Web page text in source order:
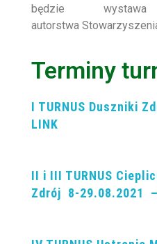
będzie wystawa
autorstwa
Terminy
I TURNUS Duszniki
LINK
II i III TURNUS
Zdrój 8-29.08.2021